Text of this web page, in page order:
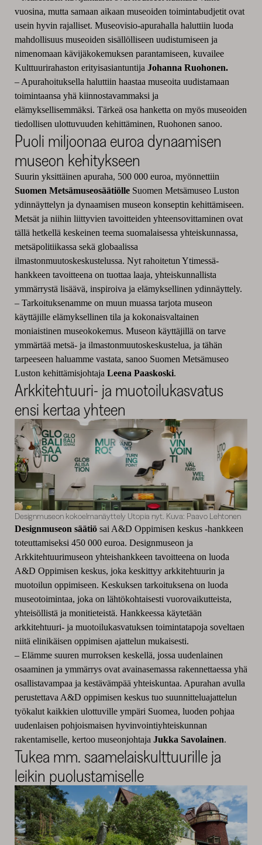
vuosina, mutta samaan aikaan museoiden toimintabudjetit ovat
usein hyvin rajalliset. Museovisio-apurahalla haluttiin luoda
mahdollisuus museoiden sisällölliseen uudistumiseen ja
nimenomaan kävijäkokemuksen parantamiseen, kuvailee
Kulttuurirahaston erityisasiantuntija Johanna Ruohonen.
– Apurahoituksella haluttiin haastaa museoita uudistamaan
toimintaansa yhä kiinnostavammaksi ja
elämyksellisemmäksi. Tärkeä osa hanketta on myös museoiden
tiedollisen ulottuvuuden kehittäminen, Ruohonen sanoo.
Puoli miljoonaa euroa dynaamisen
museon kehitykseen
Suurin yksittäinen apuraha, 500 000 euroa, myönnettiin
Suomen MetsämuseosäätiölleSuomen Metsämuseo Luston
ydinnäyttelyn ja dynaamisen museon konseptin kehittämiseen.
Metsät ja niihin liittyvien tavoitteiden yhteensovittaminen ovat
tällä hetkellä keskeinen teema suomalaisessa yhteiskunnassa,
metsäpolitiikassa sekä globaalissa
ilmastonmuutoskeskustelussa. Nyt rahoitetun Ytimessä-
hankkeen tavoitteena on tuottaa laaja, yhteiskunnallista
ymmärrystä lisäävä, inspiroiva ja elämyksellinen ydinnäyttely.
– Tarkoituksenamme on muun muassa tarjota museon
käyttäjille elämyksellinen tila ja kokonaisvaltainen
moniaistinen museokokemus. Museon käyttäjillä on tarve
ymmärtää metsä- ja ilmastonmuutoskeskustelua, ja tähän
tarpeeseen haluamme vastata, sanoo Suomen Metsämuseo
Luston kehittämisjohtaja Leena Paaskoski.
Arkkitehtuuri- ja muotoilukasvatus
ensi kertaa yhteen
Designmuseon kokoelmanäyttely Utopia nyt. Kuva: Paavo Lehtonen
Designmuseon säätiösai A&D Oppimisen keskus -hankkeen
toteuttamiseksi 450 000 euroa. Designmuseon ja
Arkkitehtuurimuseon yhteishankkeen tavoitteena on luoda
A&D Oppimisen keskus, joka keskittyy arkkitehtuurin ja
muotoilun oppimiseen. Keskuksen tarkoituksena on luoda
museotoimintaa, joka on lähtökohtaisesti vuorovaikutteista,
yhteisöllistä ja monitieteistä. Hankkeessa käytetään
arkkitehtuuri- ja muotoilukasvatuksen toimintatapoja soveltaen
niitä elinikäisen oppimisen ajattelun mukaisesti.
–Elämme suuren murroksen keskellä, jossa uudenlainen
osaaminen ja ymmärrys ovat avainasemassa rakennettaessa yhä
osallistavampaa ja kestävämpää yhteiskuntaa. Apurahan avulla
perustettava A&D oppimisen keskus tuo suunnitteluajattelun
työkalut kaikkien ulottuville ympäri Suomea, luoden pohjaa
uudenlaisen pohjoismaisen hyvinvointiyhteiskunnan
rakentamiselle, kertoo museonjohtaja Jukka Savolainen.
Tukea mm. saamelaiskulttuurille ja
leikin puolustamiselle